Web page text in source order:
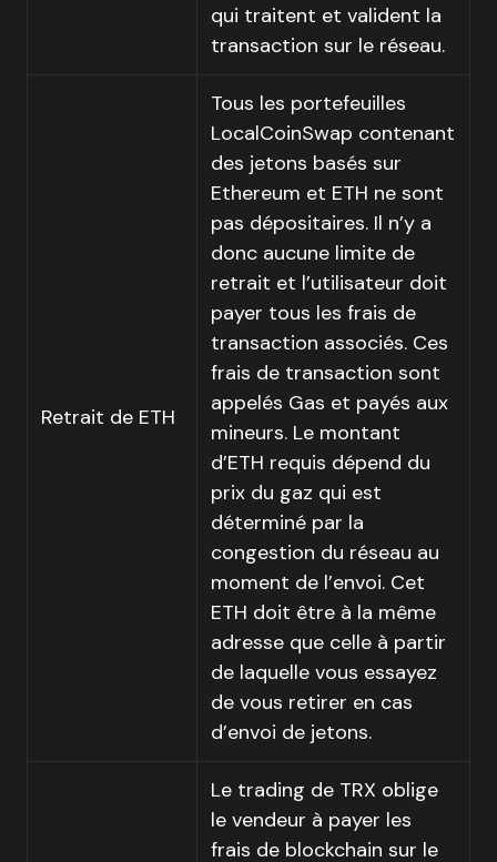
qui traitent et valident la
transaction sur le réseau.
Retrait de ETH
Tous les portefeuilles
LocalCoinSwap contenant
des jetons basés sur
Ethereum et ETH ne sont
pas dépositaires. Il n’y a
donc aucune limite de
retrait et l’utilisateur doit
payer tous les frais de
transaction associés. Ces
frais de transaction sont
appelés Gas et payés aux
mineurs. Le montant
d’ETH requis dépend du
prix du gaz qui est
déterminé par la
congestion du réseau au
moment de l’envoi. Cet
ETH doit être à la même
adresse que celle à partir
de laquelle vous essayez
de vous retirer en cas
d’envoi de jetons.
Le trading de TRX oblige
le vendeur à payer les
frais de blockchain sur le